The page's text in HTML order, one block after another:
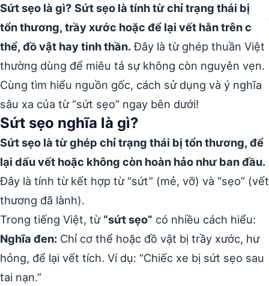
Sứt sẹo là gì? Sứt sẹo là tính từ chỉ trạng thái bị
tổn thương, trầy xước hoặc để lại vết hằn trên cơ
thể, đồ vật hay tinh thần.Đây là từ ghép thuần Việt
thường dùng để miêu tả sự không còn nguyên vẹn.
Cùng tìm hiểu nguồn gốc, cách sử dụng và ý nghĩa
sâu xa của từ “sứt sẹo” ngay bên dưới!
Sứt sẹo nghĩa là gì?
Sứt sẹo là từ ghép chỉ trạng thái bị tổn thương, để
lại dấu vết hoặc không còn hoàn hảo như ban đầu.
Đây là tính từ kết hợp từ “sứt” (mẻ, vỡ) và “sẹo” (vết
thương đã lành).
Trong tiếng Việt, từ “sứt sẹo” có nhiều cách hiểu:
Nghĩa đen: Chỉ cơ thể hoặc đồ vật bị trầy xước, hư
hỏng, để lại vết tích. Ví dụ: “Chiếc xe bị sứt sẹo sau
tai nạn.”